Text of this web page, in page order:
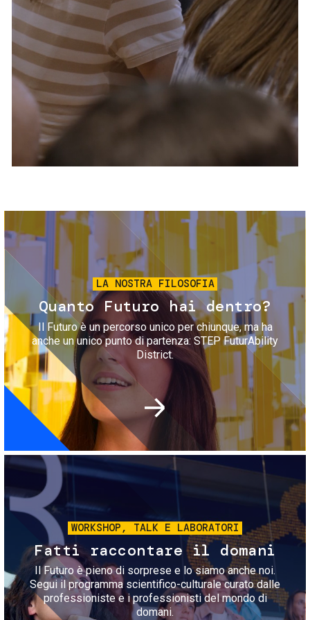
Servizi e accessibilità
Contatti
FAQ
Biglietti
Immagine
LA NOSTRA FILOSOFIA
Quanto Futuro hai dentro?
Il Futuro è un percorso unico per chiunque, ma ha
anche un unico punto di partenza: STEP FuturAbility
District.
Immagine
WORKSHOP, TALK E LABORATORI
Fatti raccontare il domani
Il Futuro è pieno di sorprese e lo siamo anche noi.
Segui il programma scientifico-culturale curato dalle
professioniste e i professionisti del mondo di
domani.